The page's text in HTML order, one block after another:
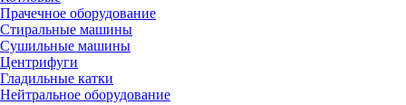
Прачечное оборудование
Стиральные машины
Сушильные машины
Центрифуги
Гладильные катки
Нейтральное оборудование